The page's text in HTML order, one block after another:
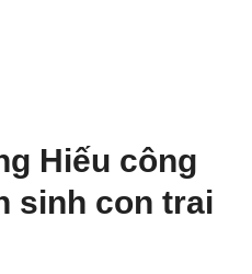
Hiếu công
sinh con trai